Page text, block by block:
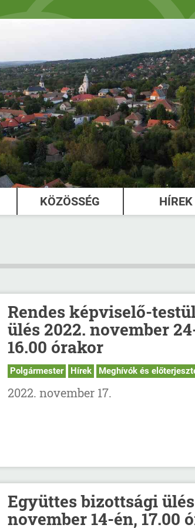
KÖZÖSSÉG HÍREK
Rendes képviselő-
ülés 2022. november
16.00 órakor
Polgármester Hírek Meghívók és
2022. november 17.
Együttes bizottsági
november 14-én, 17.00